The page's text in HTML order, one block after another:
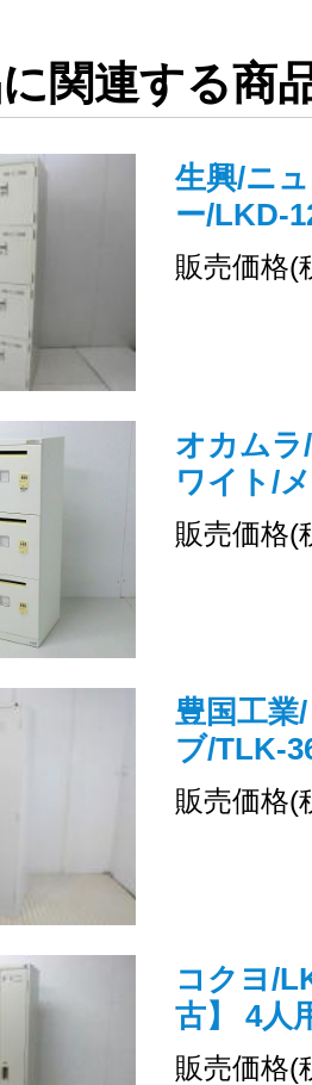
関連する商
生興/ニ
ー/LKD-
販売価格(
オカム
ワイト/
販売価格(
豊国工業
ブ/TLK-
販売価格(
コクヨ/
古】 4人
販売価格(